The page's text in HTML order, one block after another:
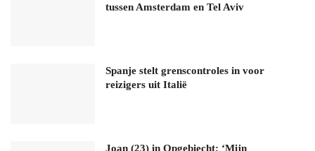
tussen Amsterdam en Tel Aviv
Spanje stelt grenscontroles in voor
reizigers uit Italië
Joan (23) in Opgebiecht: ‘Mijn